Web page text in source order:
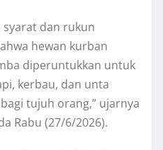
dan rukun
hewan kurban
diperuntukkan untuk
kerbau, dan unta
tujuh orang,” ujarnya
Rabu (27/6/2026).